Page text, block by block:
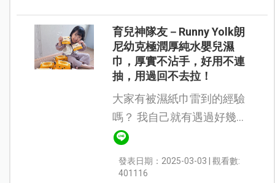
啊～無論是...
育兒神隊友－Runny Yolk朗
尼幼克極潤厚純水嬰兒濕
巾，厚實不沾手，好用不連
抽，用過回不去拉！
大家有被濕紙巾雷到的經驗
嗎？ 我自己就有遇過好幾次
(｡⌓°꒷꒦ 有些是打開有怪味
道，有些是一抽就抽出一連
串⋯ 育兒已經很累～ 真的不
發表日期：2025-03-03 | 觀看數:
401116